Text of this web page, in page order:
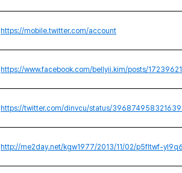
https://mobile.twitter.com/account
https://www.facebook.com/bellyii.kim/posts/
https://twitter.com/dinvcu/status/
http://me2day.net/kgw1977/2013/11/02/p5fltwf-